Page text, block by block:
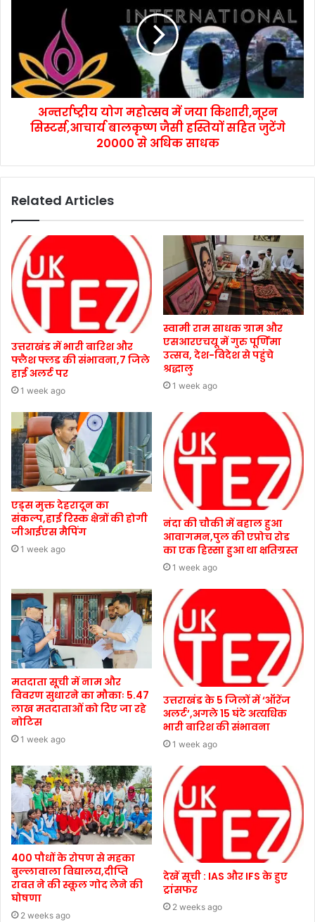
अन्तर्राष्ट्रीय योग महोत्सव में जया किशारी,नूरन
सिस्टर्स,आचार्य बालकृष्ण जैसी हस्तियों सहित जुटेंगे
20000 से अधिक साधक
Related Articles
उत्तराखंड में भारी बारिश और
फ्लैश फ्लड की संभावना,7 जिले
हाई अलर्ट पर
1 week ago
स्वामी राम साधक ग्राम और
एसआरएचयू में गुरु पूर्णिमा
उत्सव, देश-विदेश से पहुंचे
श्रद्धालु
1 week ago
एड्स मुक्त देहरादून का
संकल्प,हाई रिस्क क्षेत्रों की होगी
जीआईएस मैपिंग
1 week ago
नंदा की चौकी में बहाल हुआ
आवागमन,पुल की एप्रोच रोड
का एक हिस्सा हुआ था क्षतिग्रस्त
1 week ago
मतदाता सूची में नाम और
विवरण सुधारने का मौकाः 5.47
लाख मतदाताओं को दिए जा रहे
नोटिस
1 week ago
उत्तराखंड के 5 जिलों में ‘ऑरेंज
अलर्ट’,अगले 15 घंटे अत्यधिक
भारी बारिश की संभावना
1 week ago
400 पौधों के रोपण से महका
बुल्लावाला विद्यालय,दीप्ति
रावत ने की स्कूल गोद लेने की
घोषणा
2 weeks ago
देखें सूची : IAS और IFS के हुए
ट्रांसफर
2 weeks ago